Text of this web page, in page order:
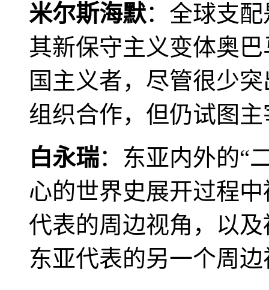
米尔斯海默：全球支
其新保守主义变体奥
国主义者，尽管很少
组织合作，但仍试图
白永瑞：东亚内外的“
心的世界史展开过程
代表的周边视角，以
东亚代表的另一个周